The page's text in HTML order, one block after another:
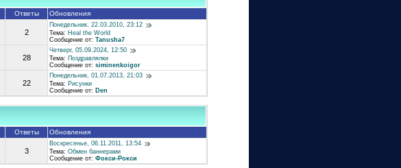
Ответы Обновления
2
Понедельник, 22.03.2010, 23:12
Тема: Heal the World
Сообщение от: Tanusha7
28
Четверг, 05.09.2024, 12:50
Тема: Поздравлялки
Сообщение от: siminenkoigor
22
Понедельник, 01.07.2013, 21:03
Тема: Рисунки
Сообщение от: Den
Ответы Обновления
3
Воскресенье, 06.11.2011, 13:54
Тема: Обмен баннерами
Сообщение от: Фокси-Рокси